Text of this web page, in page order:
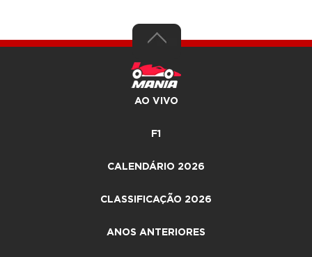
AO VIVO
F1
CALENDÁRIO 2026
CLASSIFICAÇÃO 2026
ANOS ANTERIORES